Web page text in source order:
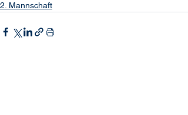
2. Mannschaft